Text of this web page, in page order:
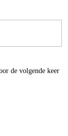
de volgende keer